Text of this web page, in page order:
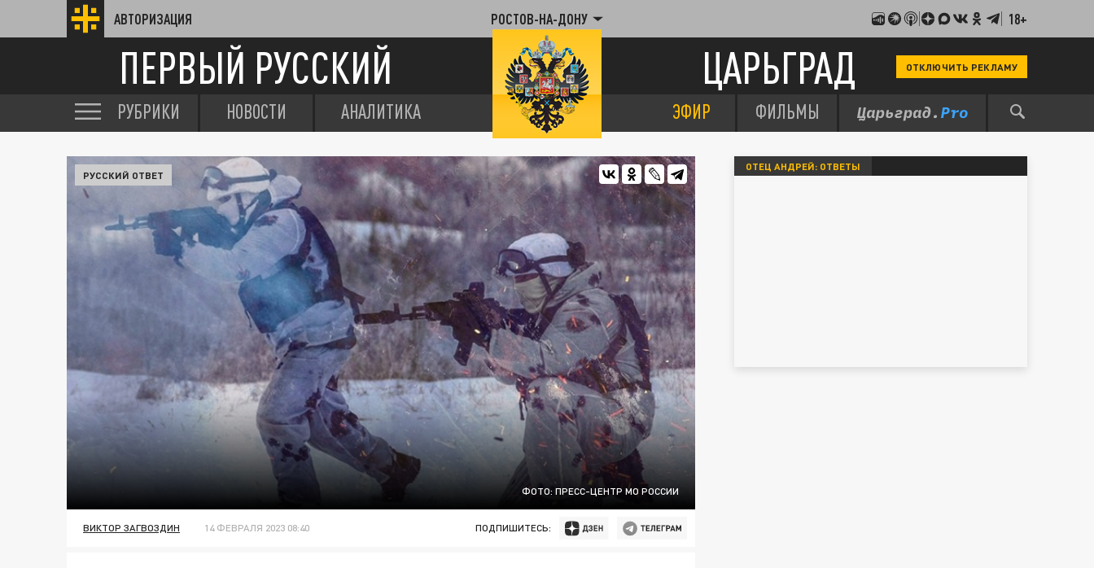
АВТОРИЗАЦИЯ РОСТОВ-НА-ДОНУ 18+
ПЕРВЫЙ РУССКИЙ ЦАРЬГРАД ОТКЛЮЧИТЬ РЕКЛАМУ
РУБРИКИ НОВОСТИ АНАЛИТИКА ЭФИР ФИЛЬМЫ
ФОТО: ПРЕСС-ЦЕНТР МО РОССИИ
РУССКИЙ ОТВЕТ
ВИКТОР ЗАГВОЗДИН 14 ФЕВРАЛЯ 2023 08:40 ПОДПИШИТЕСЬ:
ОТЕЦ АНДРЕЙ: ОТВЕТЫ